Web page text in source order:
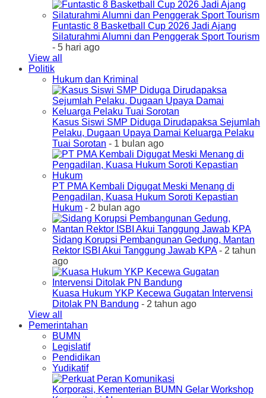
Funtastic 8 Basketball Cup 2026 Jadi Ajang
Silaturahmi Alumni dan Penggerak Sport Tourism
- 5 hari ago
View all
Politik
Hukum dan Kriminal
Kasus Siswi SMP Diduga Dirudapaksa Sejumlah
Pelaku, Dugaan Upaya Damai Keluarga Pelaku
Tuai Sorotan - 1 bulan ago
PT PMA Kembali Digugat Meski Menang di
Pengadilan, Kuasa Hukum Soroti Kepastian
Hukum - 2 bulan ago
Sidang Korupsi Pembangunan Gedung, Mantan
Rektor ISBI Akui Tanggung Jawab KPA- 2 tahun
ago
Kuasa Hukum YKP Kecewa Gugatan Intervensi
Ditolak PN Bandung - 2 tahun ago
View all
Pemerintahan
BUMN
Legislatif
Pendidikan
Yudikatif